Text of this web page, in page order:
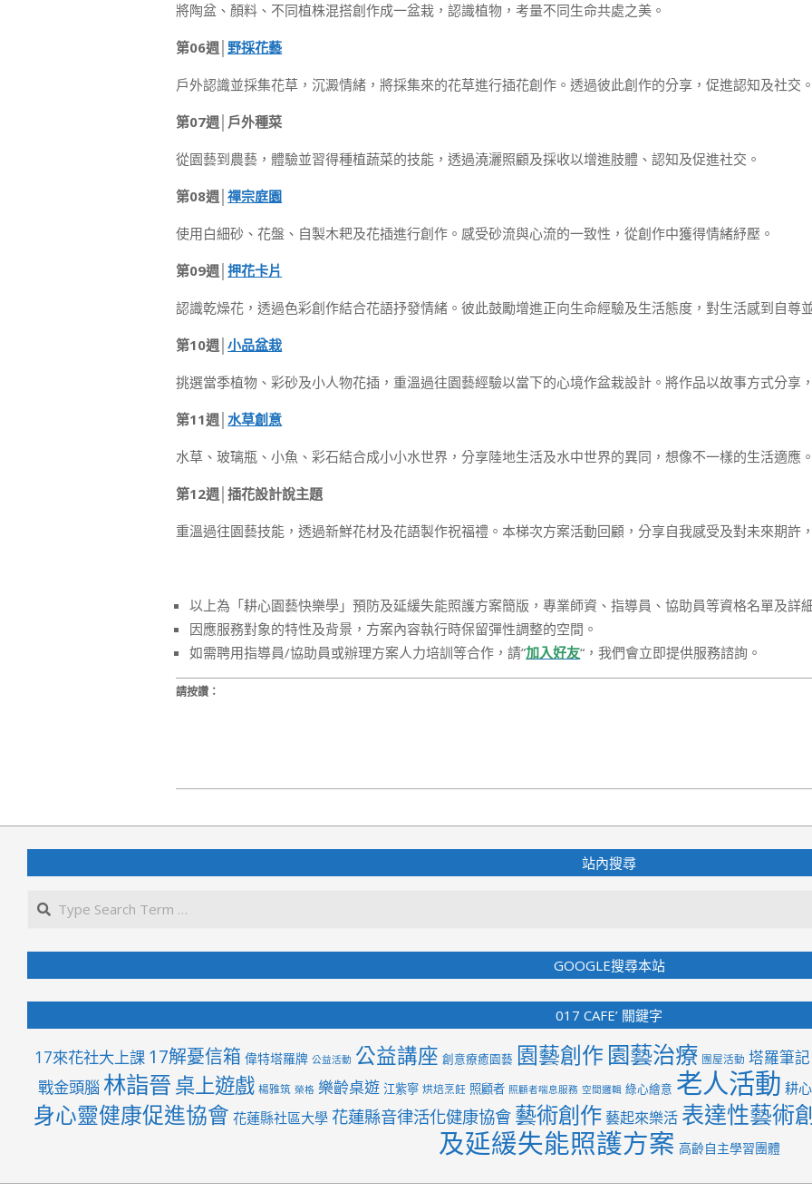
將陶盆、顏料、不同植株混搭創作成一盆栽，認識植物，考量不同生命共處之美。
第06週│野採花藝
戶外認識並採集花草，沉澱情緒，將採集來的花草進行插花創作。透過彼此創作的分享，促進認知及社交。
第07週│戶外種菜
從園藝到農藝，體驗並習得種植蔬菜的技能，透過澆灑照顧及採收以增進肢體、認知及促進社交。
第08週│禪宗庭園
使用白細砂、花盤、自製木耙及花插進行創作。感受砂流與心流的一致性，從創作中獲得情緒紓壓。
第09週│押花卡片
認識乾燥花，透過色彩創作結合花語抒發情緒。彼此鼓勵增進正向生命經驗及生活態度，對生活感到自尊
第10週│小品盆栽
挑選當季植物、彩砂及小人物花插，重溫過往園藝經驗以當下的心境作盆栽設計。將作品以故事方式分享
第11週│水草創意
水草、玻璃瓶、小魚、彩石結合成小小水世界，分享陸地生活及水中世界的異同，想像不一樣的生活適應。
第12週│插花設計說主題
重溫過往園藝技能，透過新鮮花材及花語製作祝福禮。本梯次方案活動回顧，分享自我感受及對未來期許
以上為「耕心園藝快樂學」預防及延緩失能照護方案簡版，專業師資、指導員、協助員等資格名單及詳
因應服務對象的特性及背景，方案內容執行時保留彈性調整的空間。
如需聘用指導員/協助員或辦理方案人力培訓等合作，請”加入好友“，我們會立即提供服務諮詢。
請按讚：
06-
19
站內搜尋
GOOGLE搜尋本站
017 CAFE’ 關鍵字
17來花社大上課 17解憂信箱 偉特塔羅牌 公益活動 公益講座 創意療癒園藝 園藝創作 園藝治療 團屋活動 塔羅筆記
戰金頭腦 林詣晉桌上遊戲 楊雅筑 榮格 樂齡桌遊 江紫寧 烘焙烹飪 照顧者 照顧者喘息服務 空間邏輯 綠心繪意 老人活動 耕
身心靈健康促進協會 花蓮縣社區大學 花蓮縣音律活化健康協會 藝術創作 藝起來樂活 表達性藝術
及延緩失能照護方案 高齡自主學習團體